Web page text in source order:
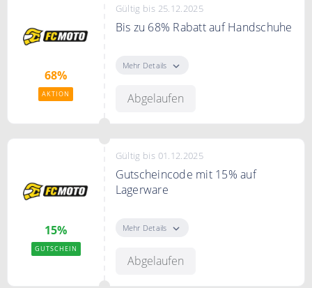
68%
AKTION
Gültig bis 25.12.2025
Bis zu 68% Rabatt auf Handschuhe
ausgewählte Handschuhe,
Mehr Details
Abgelaufen
15%
GUTSCHEIN
Gültig bis 01.12.2025
Gutscheincode mit 15% auf
Lagerware
15% auf Lagerware
Mehr Details
Abgelaufen